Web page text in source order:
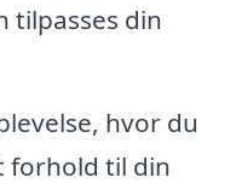
tilpasses din
hvor du
forhold til din